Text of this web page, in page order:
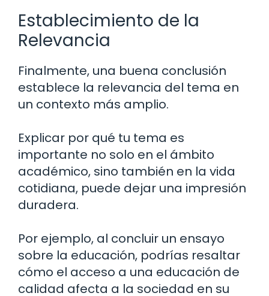
Establecimiento de la
Relevancia
Finalmente, una buena conclusión
establece la relevancia del tema en
un contexto más amplio.
Explicar por qué tu tema es
importante no solo en el ámbito
académico, sino también en la vida
cotidiana, puede dejar una impresión
duradera.
Por ejemplo, al concluir un ensayo
sobre la educación, podrías resaltar
cómo el acceso a una educación de
calidad afecta a la sociedad en su